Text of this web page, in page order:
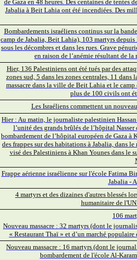
de Gaza en 48 heures. Des centaines de tentes
Jabalia à Beit Lahia ont été incendiées. Des
Bombardements israéliens continus sur la
camp de Jabalia, Beit Lahia), 103 martyrs
sous les décombres et dans les rues. Grave
en raison de l’anémie résultant de
Hier, 136 Palestiniens ont été tués par des
zones sud, 5 dans les zones centrales, 11
massacre dans la ville de Beit Lahia et le
plus de 100 civils ont
Les Israéliens commettent un
Hier : Au matin, le journaliste palestinien
l’unité des grands brûlés de l’hôpital
bombardement de l’hôpital européen de Gaza à
des frappes sur des habitations à Jabalia, dans
visé des Palestiniens à Khan Younes dans le
Frappe aérienne israélienne sur l'école Fatima
Jabalia -
4 martyrs et des dizaines d'autres blessés
humanitaire de
106
Nouveau massacre : 32 martyrs (dont le
« Restaurant Thaï » et d’un marché
Nouveau massacre : 16 martyrs (dont le
bombardement de l'école Al-